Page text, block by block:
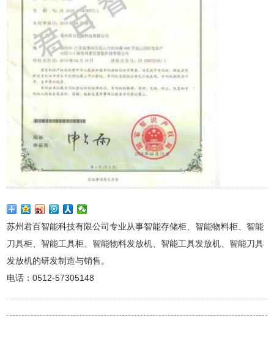
苏州君百智能科技有限公司专业从事智能存储柜、智能物料柜、智能
刀具柜、智能工具柜、智能物料发放机、智能工具发放机、智能刀具
发放机的研发制造与销售。
电话：0512-57305148